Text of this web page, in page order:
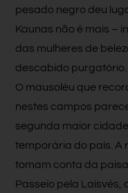
pesado negro deu
Kaunas não é mais –
das mulheres de
descabido purgatório.
O mausoléu que
nestes campos
segunda maior
temporária do país. A
tomam conta da
Passeio pela Laisvés,